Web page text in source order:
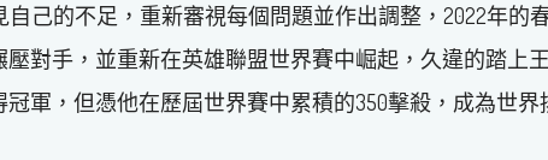
自己的不足，重新審視每個問題並作出調整，2022年的
壓對手，並重新在英雄聯盟世界賽中崛起，久違的踏上
軍，但憑他在歷屆世界賽中累積的350擊殺，成為世